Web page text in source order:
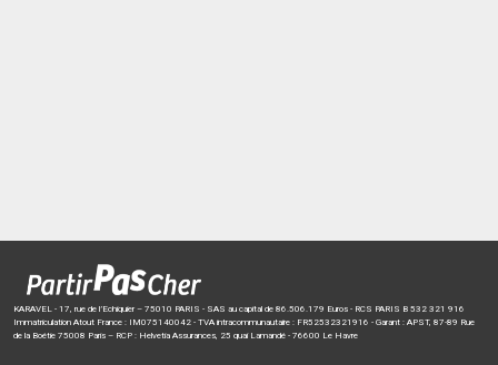
KARAVEL - 17, rue de l’Echiquier – 75010 PARIS - SAS au capital de 86.506.179 Euros - RCS PARIS B 532 321 916
Immatriculation Atout France : IM075140042 - TVA intracommunautaire : FR52532321916 - Garant : APST, 87-89 Rue
de la Boétie 75008 Paris – RCP : Helvetia Assurances, 25 quai Lamandé - 76600 Le Havre